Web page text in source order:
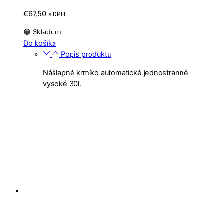
€67,50 s DPH
🟢 Skladom
Do košíka
Popis produktu
Nášlapné krmíko automatické jednostranné
vysoké 30l.